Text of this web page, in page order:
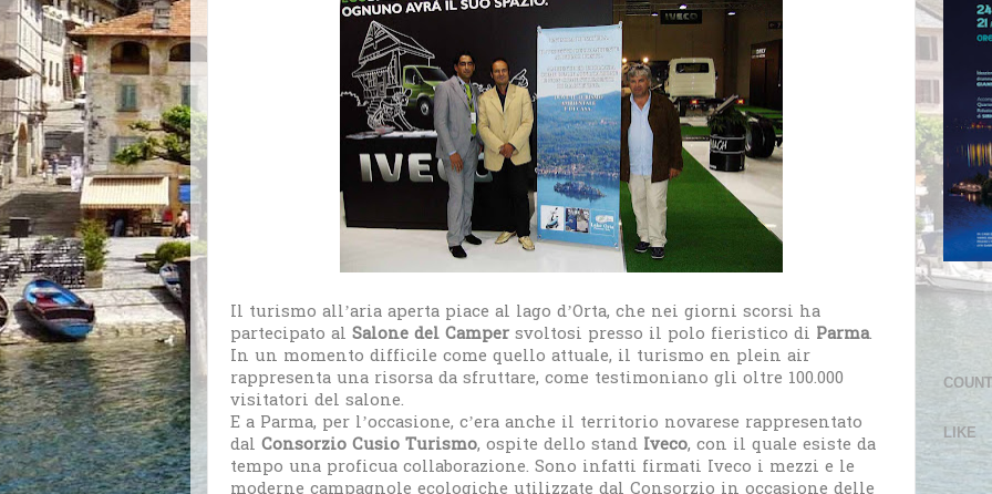
Il turismo all’aria aperta piace al lago d’Orta, che nei giorni scorsi ha
partecipato al Salone del Camper svoltosi presso il polo fieristico di Parma.
In un momento difficile come quello attuale, il turismo en plein air
rappresenta una risorsa da sfruttare, come testimoniano gli oltre 100.000
visitatori del salone.
E a Parma, per l’occasione, c’era anche il territorio novarese rappresentato
dal Consorzio Cusio Turismo, ospite dello stand Iveco, con il quale esiste da
tempo una proficua collaborazione. Sono infatti firmati Iveco i mezzi e le
LIKE